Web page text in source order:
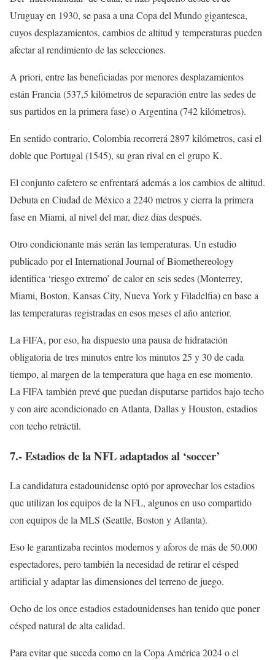
Uruguay en 1930, se pasa a una Copa del Mundo gigantesca,
cuyos desplazamientos, cambios de altitud y temperaturas pueden
afectar al rendimiento de las selecciones.
A priori, entre las beneficiadas por menores desplazamientos
están Francia (537,5 kilómetros de separación entre las sedes de
sus partidos en la primera fase) o Argentina (742 kilómetros).
En sentido contrario, Colombia recorrerá 2897 kilómetros, casi el
doble que Portugal (1545), su gran rival en el grupo K.
El conjunto cafetero se enfrentará además a los cambios de altitud.
Debuta en Ciudad de México a 2240 metros y cierra la primera
fase en Miami, al nivel del mar, diez días después.
Otro condicionante más serán las temperaturas. Un estudio
publicado por el International Journal of Biomethereology
identifica ‘riesgo extremo’ de calor en seis sedes (Monterrey,
Miami, Boston, Kansas City, Nueva York y Filadelfia) en base a
las temperaturas registradas en esos meses el año anterior.
La FIFA, por eso, ha dispuesto una pausa de hidratación
obligatoria de tres minutos entre los minutos 25 y 30 de cada
tiempo, al margen de la temperatura que haga en ese momento.
La FIFA también prevé que puedan disputarse partidos bajo techo
y con aire acondicionado en Atlanta, Dallas y Houston, estadios
con techo retráctil.
7.- Estadios de la NFL adaptados al ‘soccer’
La candidatura estadounidense optó por aprovechar los estadios
que utilizan los equipos de la NFL, algunos en uso compartido
con equipos de la MLS (Seattle, Boston y Atlanta).
Eso le garantizaba recintos modernos y aforos de más de 50.000
espectadores, pero también la necesidad de retirar el césped
artificial y adaptar las dimensiones del terreno de juego.
Ocho de los once estadios estadounidenses han tenido que poner
césped natural de alta calidad.
Para evitar que suceda como en la Copa América 2024 o el